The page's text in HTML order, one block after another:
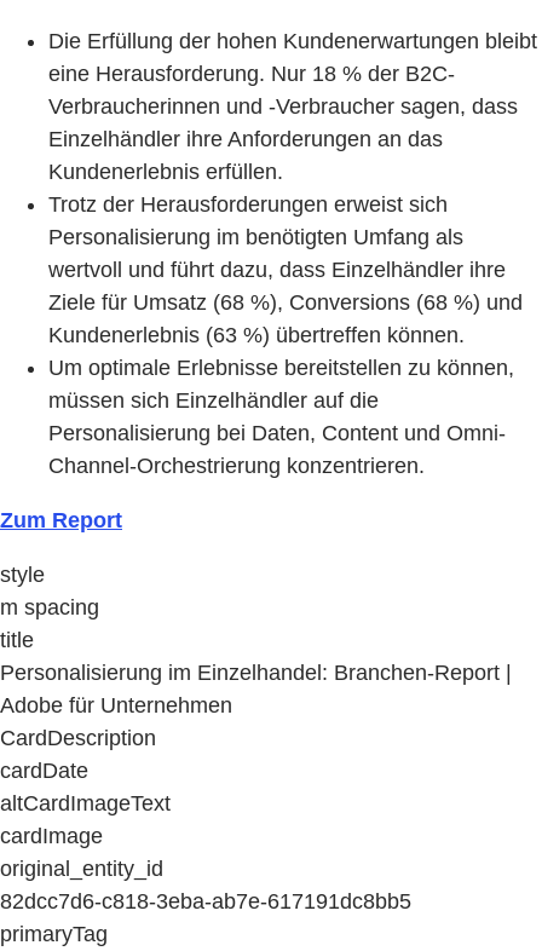
Die Erfüllung der hohen Kundenerwartungen bleibt
eine Herausforderung. Nur 18 % der B2C-
Verbraucherinnen und -Verbraucher sagen, dass
Einzelhändler ihre Anforderungen an das
Kundenerlebnis erfüllen.
Trotz der Herausforderungen erweist sich
Personalisierung im benötigten Umfang als
wertvoll und führt dazu, dass Einzelhändler ihre
Ziele für Umsatz (68 %), Conversions (68 %) und
Kundenerlebnis (63 %) übertreffen können.
Um optimale Erlebnisse bereitstellen zu können,
müssen sich Einzelhändler auf die
Personalisierung bei Daten, Content und Omni-
Channel-Orchestrierung konzentrieren.
Zum Report
style
m spacing
title
Personalisierung im Einzelhandel: Branchen-Report |
Adobe für Unternehmen
CardDescription
cardDate
altCardImageText
cardImage
original_entity_id
82dcc7d6-c818-3eba-ab7e-617191dc8bb5
primaryTag